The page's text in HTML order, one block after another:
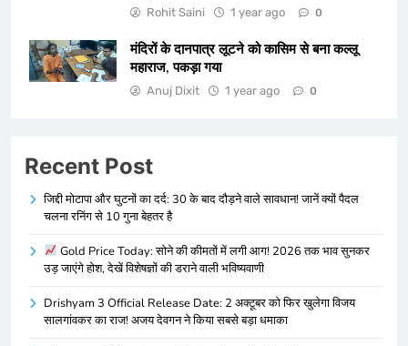
Rohit Saini 1 year ago 0
मंदिरों के दानपात्र लूटने को कासिम से बना कल्लू
महाराज, पकड़ा गया
Anuj Dixit 1 year ago 0
Recent Post
जिद्दी मोटापा और घुटनों का दर्द: 30 के बाद दौड़ने वाले सावधान! जानें क्यों पैदल
चलना रनिंग से 10 गुना बेहतर है
Gold Price Today: सोने की कीमतों में लगी आग! 2026 तक भाव सुनकर
उड़ जाएंगे होश, देखें विशेषज्ञों की डराने वाली भविष्यवाणी
Drishyam 3 Official Release Date: 2 अक्टूबर को फिर खुलेगा विजय
सालगांवकर का राज! अजय देवगन ने किया सबसे बड़ा धमाका